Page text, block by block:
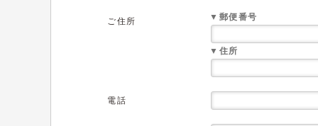
ご住所 ▼郵便番号
▼住所
電話